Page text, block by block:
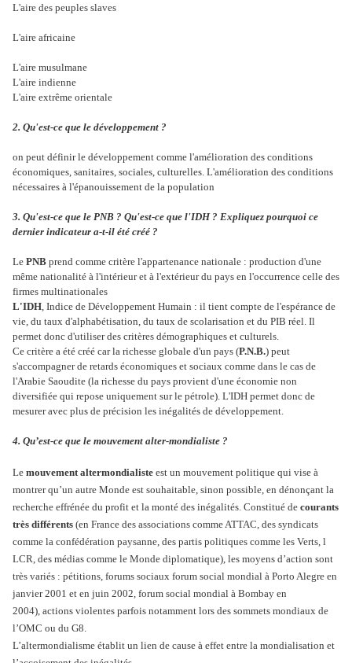
L'aire des peuples slaves
L'aire africaine
L'aire musulmane
L'aire indienne
L'aire extrême orientale
2. Qu'est-ce que le développement ?
on peut définir le développement comme l'amélioration des conditions
économiques, sanitaires, sociales, culturelles. L'amélioration des conditions
nécessaires à l'épanouissement de la population
3. Qu'est-ce que le PNB ? Qu'est-ce que l'IDH ? Expliquez pourquoi ce
dernier indicateur a-t-il été créé ?
Le PNB prend comme critère l'appartenance nationale : production d'une
même nationalité à l'intérieur et à l'extérieur du pays en l'occurrence celle des
firmes multinationales
L'IDH, Indice de Développement Humain : il tient compte de l'espérance de
vie, du taux d'alphabétisation, du taux de scolarisation et du PIB réel. Il
permet donc d'utiliser des critères démographiques et culturels.
Ce critère a été créé car la richesse globale d'un pays (P.N.B.) peut
s'accompagner de retards économiques et sociaux comme dans le cas de
l'Arabie Saoudite (la richesse du pays provient d'une économie non
diversifiée qui repose uniquement sur le pétrole). L'IDH permet donc de
mesurer avec plus de précision les inégalités de développement.
4. Qu’est-ce que le mouvement alter-mondialiste ?
Le mouvement altermondialiste est un mouvement politique qui vise à
montrer qu’un autre Monde est souhaitable, sinon possible, en dénonçant la
recherche effrénée du profit et la monté des inégalités. Constitué de courants
très différents (en France des associations comme ATTAC, des syndicats
comme la confédération paysanne, des partis politiques comme les Verts, l
LCR, des médias comme le Monde diplomatique), les moyens d’action sont
très variés : pétitions, forums sociaux forum social mondial à Porto Alegre en
janvier 2001 et en juin 2002, forum social mondial à Bombay en
2004), actions violentes parfois notamment lors des sommets mondiaux de
l’OMC ou du G8.
L’altermondialisme établit un lien de cause à effet entre la mondialisation et